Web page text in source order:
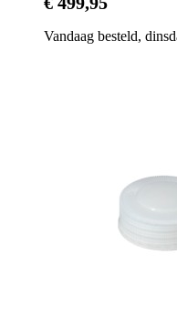
Vandaag besteld,